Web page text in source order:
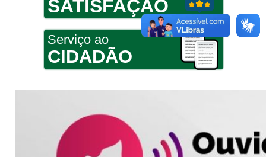
SATISFAÇÃO
Serviço ao
CIDADÃO